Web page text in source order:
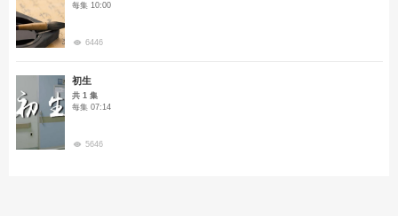
每集 10:00
6446
初生
共 1 集
每集 07:14
5646